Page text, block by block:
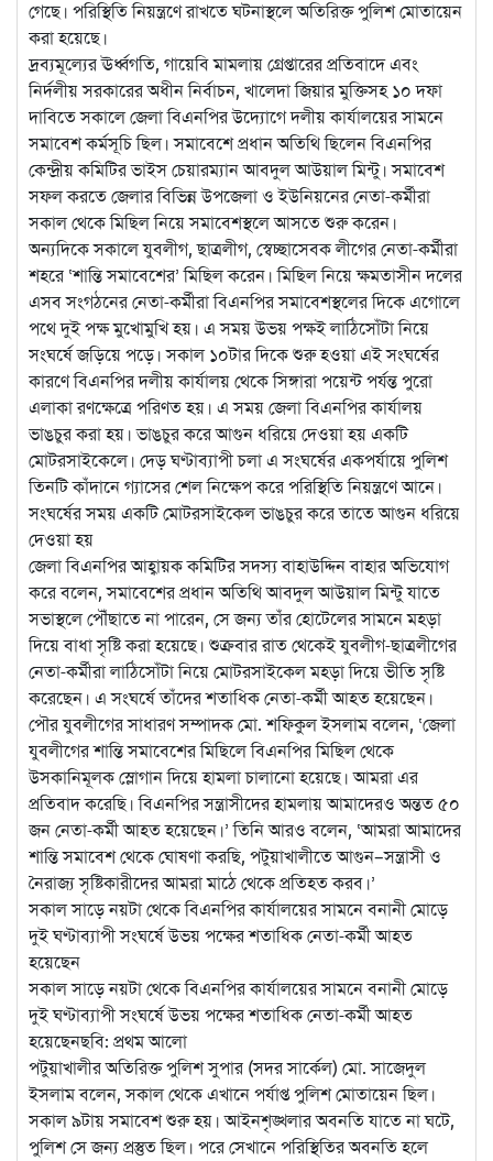
গেছে। পরিস্থিতি নিয়ন্ত্রণে রাখতে ঘটনাস্থলে অতিরিক্ত পুলিশ মোতায়েন
করা হয়েছে।
দ্রব্যমূল্যের ঊর্ধ্বগতি, গায়েবি মামলায় গ্রেপ্তারের প্রতিবাদে এবং
নির্দলীয় সরকারের অধীন নির্বাচন, খালেদা জিয়ার মুক্তিসহ ১০ দফা
দাবিতে সকালে জেলা বিএনপির উদ্যোগে দলীয় কার্যালয়ের সামনে
সমাবেশ কর্মসূচি ছিল। সমাবেশে প্রধান অতিথি ছিলেন বিএনপির
কেন্দ্রীয় কমিটির ভাইস চেয়ারম্যান আবদুল আউয়াল মিন্টু। সমাবেশ
সফল করতে জেলার বিভিন্ন উপজেলা ও ইউনিয়নের নেতা-কর্মীরা
সকাল থেকে মিছিল নিয়ে সমাবেশস্থলে আসতে শুরু করেন।
অন্যদিকে সকালে যুবলীগ, ছাত্রলীগ, স্বেচ্ছাসেবক লীগের নেতা-কর্মীরা
শহরে ‘শান্তি সমাবেশের’ মিছিল করেন। মিছিল নিয়ে ক্ষমতাসীন দলের
এসব সংগঠনের নেতা-কর্মীরা বিএনপির সমাবেশস্থলের দিকে এগোলে
পথে দুই পক্ষ মুখোমুখি হয়। এ সময় উভয় পক্ষই লাঠিসোঁটা নিয়ে
সংঘর্ষে জড়িয়ে পড়ে। সকাল ১০টার দিকে শুরু হওয়া এই সংঘর্ষের
কারণে বিএনপির দলীয় কার্যালয় থেকে সিঙ্গারা পয়েন্ট পর্যন্ত পুরো
এলাকা রণক্ষেত্রে পরিণত হয়। এ সময় জেলা বিএনপির কার্যালয়
ভাঙচুর করা হয়। ভাঙচুর করে আগুন ধরিয়ে দেওয়া হয় একটি
মোটরসাইকেলে। দেড় ঘণ্টাব্যাপী চলা এ সংঘর্ষের একপর্যায়ে পুলিশ
তিনটি কাঁদানে গ্যাসের শেল নিক্ষেপ করে পরিস্থিতি নিয়ন্ত্রণে আনে।
সংঘর্ষের সময় একটি মোটরসাইকেল ভাঙচুর করে তাতে আগুন ধরিয়ে
দেওয়া হয়
জেলা বিএনপির আহ্বায়ক কমিটির সদস্য বাহাউদ্দিন বাহার অভিযোগ
করে বলেন, সমাবেশের প্রধান অতিথি আবদুল আউয়াল মিন্টু যাতে
সভাস্থলে পৌঁছাতে না পারেন, সে জন্য তাঁর হোটেলের সামনে মহড়া
দিয়ে বাধা সৃষ্টি করা হয়েছে। শুক্রবার রাত থেকেই যুবলীগ-ছাত্রলীগের
নেতা-কর্মীরা লাঠিসোঁটা নিয়ে মোটরসাইকেল মহড়া দিয়ে ভীতি সৃষ্টি
করেছেন। এ সংঘর্ষে তাঁদের শতাধিক নেতা-কর্মী আহত হয়েছেন।
পৌর যুবলীগের সাধারণ সম্পাদক মো. শফিকুল ইসলাম বলেন, ‘জেলা
যুবলীগের শান্তি সমাবেশের মিছিলে বিএনপির মিছিল থেকে
উসকানিমূলক স্লোগান দিয়ে হামলা চালানো হয়েছে। আমরা এর
প্রতিবাদ করেছি। বিএনপির সন্ত্রাসীদের হামলায় আমাদেরও অন্তত ৫০
জন নেতা-কর্মী আহত হয়েছেন।’ তিনি আরও বলেন, ‘আমরা আমাদের
শান্তি সমাবেশ থেকে ঘোষণা করছি, পটুয়াখালীতে আগুন–সন্ত্রাসী ও
নৈরাজ্য সৃষ্টিকারীদের আমরা মাঠে থেকে প্রতিহত করব।’
সকাল সাড়ে নয়টা থেকে বিএনপির কার্যালয়ের সামনে বনানী মোড়ে
দুই ঘণ্টাব্যাপী সংঘর্ষে উভয় পক্ষের শতাধিক নেতা-কর্মী আহত
হয়েছেন
সকাল সাড়ে নয়টা থেকে বিএনপির কার্যালয়ের সামনে বনানী মোড়ে
দুই ঘণ্টাব্যাপী সংঘর্ষে উভয় পক্ষের শতাধিক নেতা-কর্মী আহত
হয়েছেনছবি: প্রথম আলো
পটুয়াখালীর অতিরিক্ত পুলিশ সুপার (সদর সার্কেল) মো. সাজেদুল
ইসলাম বলেন, সকাল থেকে এখানে পর্যাপ্ত পুলিশ মোতায়েন ছিল।
সকাল ৯টায় সমাবেশ শুরু হয়। আইনশৃঙ্খলার অবনতি যাতে না ঘটে,
পুলিশ সে জন্য প্রস্তুত ছিল। পরে সেখানে পরিস্থিতির অবনতি হলে